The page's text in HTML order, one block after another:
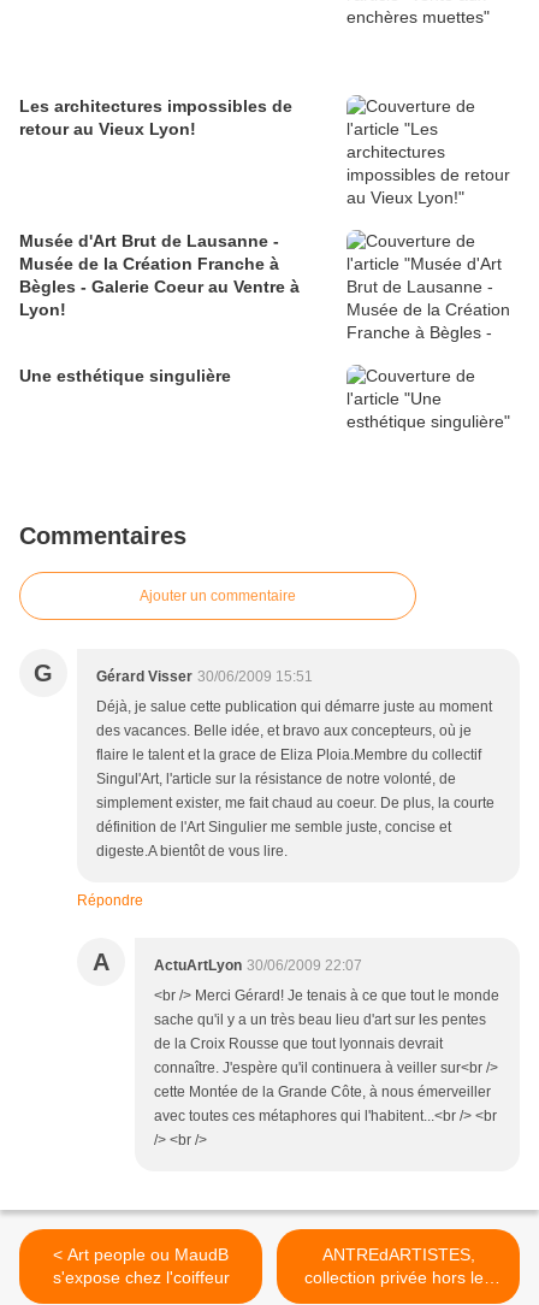
Les architectures impossibles de
retour au Vieux Lyon!
Musée d'Art Brut de Lausanne -
Musée de la Création Franche à
Bègles - Galerie Coeur au Ventre à
Lyon!
Une esthétique singulière
Commentaires
Ajouter un commentaire
G Gérard Visser 30/06/2009 15:51
Déjà, je salue cette publication qui démarre juste au moment
des vacances. Belle idée, et bravo aux concepteurs, où je
flaire le talent et la grace de Eliza Ploia.Membre du collectif
Singul'Art, l'article sur la résistance de notre volonté, de
simplement exister, me fait chaud au coeur. De plus, la courte
définition de l'Art Singulier me semble juste, concise et
digeste.A bientôt de vous lire.
Répondre
A ActuArtLyon 30/06/2009 22:07
<br /> Merci Gérard! Je tenais à ce que tout le monde
sache qu'il y a un très beau lieu d'art sur les pentes
de la Croix Rousse que tout lyonnais devrait
connaître. J'espère qu'il continuera à veiller sur<br />
cette Montée de la Grande Côte, à nous émerveiller
avec toutes ces métaphores qui l'habitent...<br /> <br
/> <br />
< Art people ou MaudB
s'expose chez l'coiffeur
ANTREdARTISTES,
collection privée hors les
murs >